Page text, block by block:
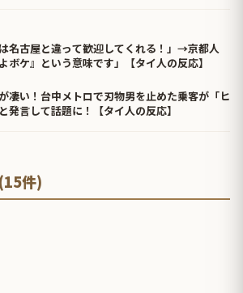
名古屋と違って歓迎してくれる！」→京都人
ボケ』という意味です」【タイ人の反応】
凄い！台中メトロで刃物男を止めた乗客が「ヒ
発言して話題に！【タイ人の反応】
件)